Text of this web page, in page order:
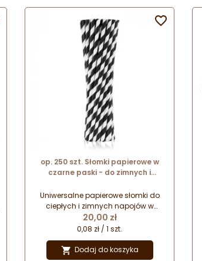
op. 250 szt. Słomki papierowe w
czarne paski - do zimnych i
biodegradowalne - śr. 6 mm x dł.
197 mm - GoDan
Uniwersalne papierowe słomki do
ciepłych i zimnych napojów w
czarno-białe paski. Całkowicie
bezpieczne dla środowiska -
smak serwowanych napojów.
Idealne do lemoniady i kaw
Cena
20,00 zł
0,08 zł / 1 szt.
 Dodaj do koszyka
